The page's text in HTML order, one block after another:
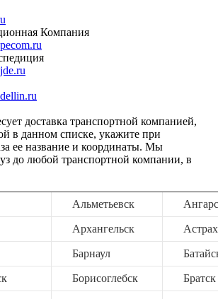
Компания
доставка транспортной компанией,
в данном списке, укажите при
ее название и координаты. Мы
до любой транспортной компании, в
Альметьевск
Архангельск
Барнаул
Борисоглебск Братск